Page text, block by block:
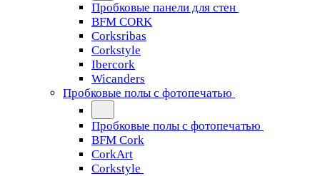
Пробковые панели для стен
BFM CORK
Corksribas
Corkstyle
Ibercork
Wicanders
Пробковые полы с фотопечатью
Пробковые полы с фотопечатью
BFM Cork
CorkArt
Corkstyle